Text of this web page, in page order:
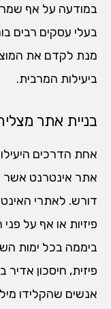
במודעה על אף
בעלי עסקים רבים
מנת לקדם את
ביעילות המרבית.
בניית אתר
אחת הדרכים
אתר אינטרנט אשר
דורש. לאתרי
ביממה בכל ימות
פיזית, חיסכון
אנשים שהקלידו